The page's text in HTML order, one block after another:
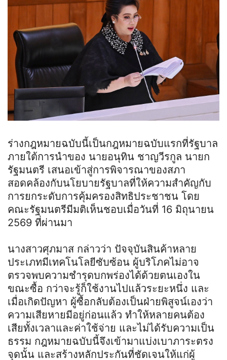
ร่างกฎหมายฉบับนี้เป็นกฎหมายฉบับแรกที่รัฐบาล
ภายใต้การนำของ นายอนุทิน ชาญวีรกูล นายก
รัฐมนตรี เสนอเข้าสู่การพิจารณาของสภา
สอดคล้องกับนโยบายรัฐบาลที่ให้ความสำคัญกับ
การยกระดับการคุ้มครองสิทธิประชาชน โดย
คณะรัฐมนตรีมีมติเห็นชอบเมื่อวันที่ 16 มิถุนายน
2569 ที่ผ่านมา
นางสาวศุภมาส กล่าวว่า ปัจจุบันสินค้าหลาย
ประเภทมีเทคโนโลยีซับซ้อน ผู้บริโภคไม่อาจ
ตรวจพบความชำรุดบกพร่องได้ด้วยตนเองใน
ขณะซื้อ กว่าจะรู้ก็ใช้งานไปแล้วระยะหนึ่ง และ
เมื่อเกิดปัญหา ผู้ซื้อกลับต้องเป็นฝ่ายพิสูจน์เองว่า
ความเสียหายมีอยู่ก่อนแล้ว ทำให้หลายคนต้อง
เสียทั้งเวลาและค่าใช้จ่าย และไม่ได้รับความเป็น
ธรรม กฎหมายฉบับนี้จึงเข้ามาแบ่งเบาภาระตรง
จุดนั้น และสร้างหลักประกันที่ชัดเจนให้แก่ผู้